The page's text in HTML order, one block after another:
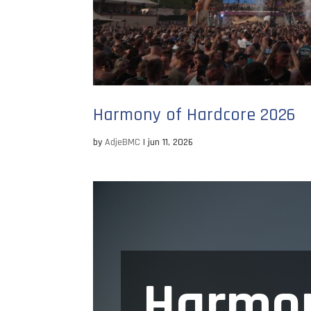
Harmony of Hardcore 2026
byAdjeBMC |jun 11, 2026